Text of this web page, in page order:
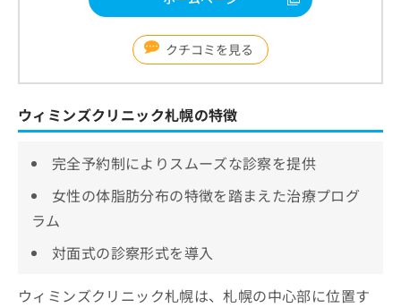
クチコミを見る
ウィミンズクリニック札幌の特徴
完全予約制によりスムーズな診察を提供
女性の体脂肪分布の特徴を踏まえた治療プログ
ラム
対面式の診察形式を導入
ウィミンズクリニック札幌は、札幌の中心部に位置す